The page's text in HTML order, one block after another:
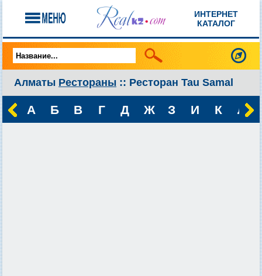
ИНТЕРНЕТ
КАТАЛОГ
Алматы Рестораны :: Ресторан Tau Samal
А Б В Г Д Ж З И К Л